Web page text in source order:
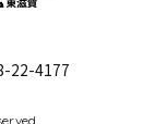
22-4177